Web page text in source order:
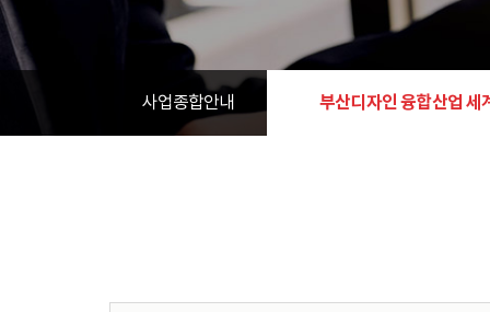
사업종합안내 부산디자인 융합산업 세